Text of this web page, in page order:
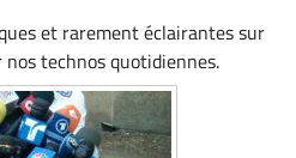
et rarement éclairantes sur
technos quotidiennes.